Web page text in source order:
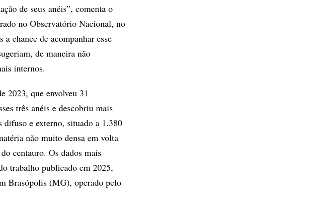
de seus anéis”, comenta o
no Observatório Nacional, no
chance de acompanhar esse
de maneira não
internos.
2023, que envolveu 31
três anéis e descobriu mais
e externo, situado a 1.380
não muito densa em volta
centauro. Os dados mais
trabalho publicado em 2025,
Brasópolis (MG), operado pelo